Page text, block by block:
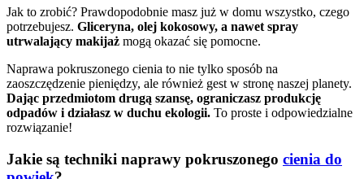
Jak to zrobić? Prawdopodobnie masz już w domu wszystko, czego
potrzebujesz. Gliceryna, olej kokosowy, a nawet spray
utrwalający makijaż mogą okazać się pomocne.
Naprawa pokruszonego cienia to nie tylko sposób na
zaoszczędzenie pieniędzy, ale również gest w stronę naszej planety.
Dając przedmiotom drugą szansę, ograniczasz produkcję
odpadów i działasz w duchu ekologii. To proste i odpowiedzialne
rozwiązanie!
Jakie są techniki naprawy pokruszonego cienia do